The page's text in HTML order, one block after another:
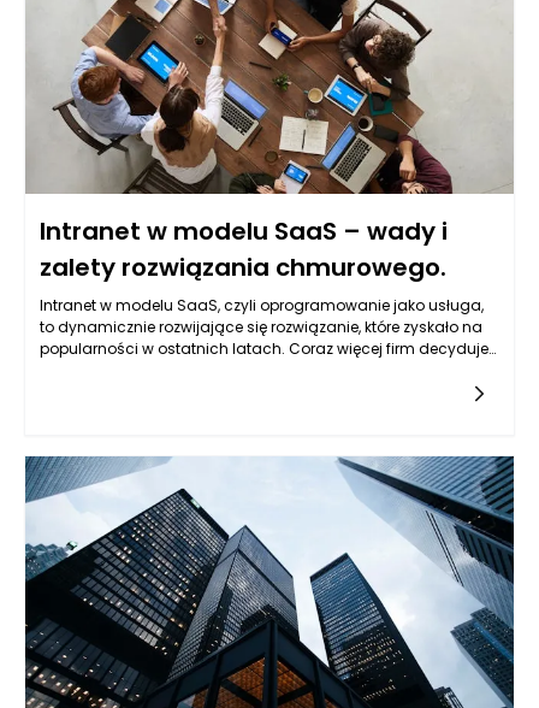
Intranet w modelu SaaS – wady i
zalety rozwiązania chmurowego.
Intranet w modelu SaaS, czyli oprogramowanie jako usługa,
to dynamicznie rozwijające się rozwiązanie, które zyskało na
popularności w ostatnich latach. Coraz więcej firm decyduje
względu na wygodę, jaką niesie to rozwiązanie. W odróżnieniu
obsługi, format SaaS oferuje elastyczność, dostępność z
dowolnego miejsca i uproszczoną administrację. Firmy
mogą skupić się na swoim rozwoju, zamiast martwić się o
infrastrukturę IT.